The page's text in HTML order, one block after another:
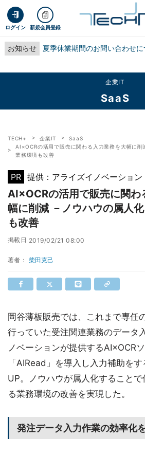
ログイン 新規会員登録
お知らせ 夏季休業期間のお問い合わせに
企業IT
SaaS
TECH+ 企業IT
SaaS
AI×OCRの活用で販売に関わる入力業務を大幅に削
業務環境も改善
PR 提供：アライズイノベーション
AI×OCRの活用で販売に関わ
幅に削減 －ノウハウの属人
も改善
掲載日 2019/02/21 08:00
著者： 柴田克己
岡谷薄板販売では、これまで専任
行っていた受注関連業務のデータ
ノベーションが提供するAI×OCR
「AIRead」を導入し入力補助を
UP。ノウハウが属人化すること
る業務環境の改善を実現した。
発注データ入力作業の効率化